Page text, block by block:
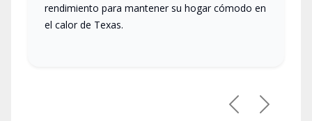
rendimiento para mantener su hogar cómodo en
el calor de Texas.
PreviousNext